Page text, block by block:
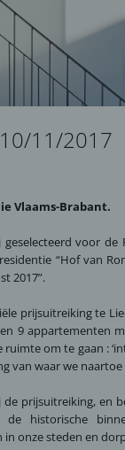
11/2017
Vlaams-Brabant.
voor
“Hof van
2017”.
prijsuitreiking te
9 appartementen
om te gaan :
van waar we naartoe
prijsuitreiking,
historische
onze steden en